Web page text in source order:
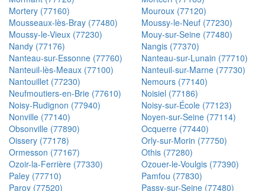
Mortery (77160)
Mouroux (77120)
Mousseaux-lès-Bray (77480)
Moussy-le-Neuf (77230)
Moussy-le-Vieux (77230)
Mouy-sur-Seine (77480)
Nandy (77176)
Nangis (77370)
Nanteau-sur-Essonne (77760)
Nanteau-sur-Lunain (77710)
Nanteuil-lès-Meaux (77100)
Nanteuil-sur-Marne (77730)
Nantouillet (77230)
Nemours (77140)
Neufmoutiers-en-Brie (77610)
Noisiel (77186)
Noisy-Rudignon (77940)
Noisy-sur-École (77123)
Nonville (77140)
Noyen-sur-Seine (77114)
Obsonville (77890)
Ocquerre (77440)
Oissery (77178)
Orly-sur-Morin (77750)
Ormesson (77167)
Othis (77280)
Ozoir-la-Ferrière (77330)
Ozouer-le-Voulgis (77390)
Paley (77710)
Pamfou (77830)
Paroy (77520)
Passy-sur-Seine (77480)